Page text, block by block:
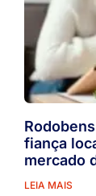
fiança
mercado
LEIA MAIS